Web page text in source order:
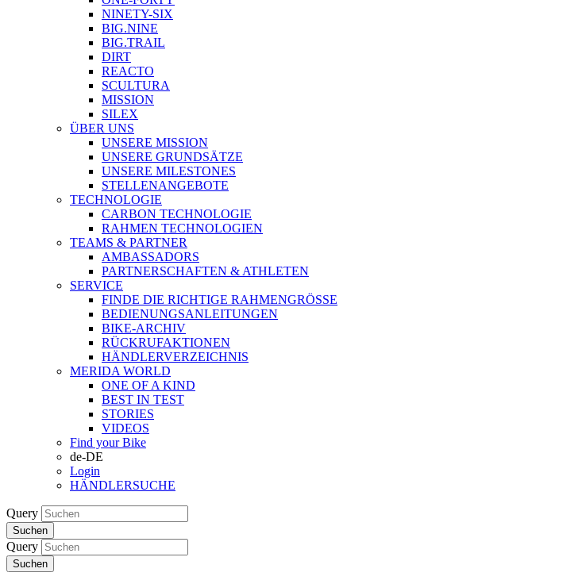
NINETY-SIX
BIG.NINE
BIG.TRAIL
DIRT
REACTO
SCULTURA
MISSION
SILEX
ÜBER UNS
UNSERE MISSION
UNSERE GRUNDSÄTZE
UNSERE MILESTONES
STELLENANGEBOTE
TECHNOLOGIE
CARBON TECHNOLOGIE
RAHMEN TECHNOLOGIEN
TEAMS & PARTNER
AMBASSADORS
PARTNERSCHAFTEN & ATHLETEN
SERVICE
FINDE DIE RICHTIGE RAHMENGRÖSSE
BEDIENUNGSANLEITUNGEN
BIKE-ARCHIV
RÜCKRUFAKTIONEN
HÄNDLERVERZEICHNIS
MERIDA WORLD
ONE OF A KIND
BEST IN TEST
STORIES
VIDEOS
Find your Bike
de-DE
Login
HÄNDLERSUCHE
Query
Suchen
Query
Suchen